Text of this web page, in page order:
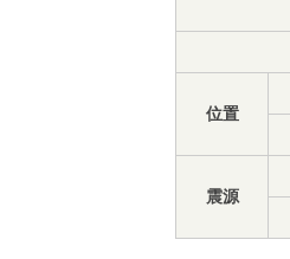
位置
震源